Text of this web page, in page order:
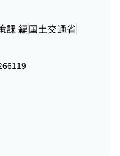
課 編国土交通省